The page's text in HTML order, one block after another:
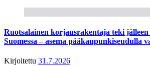
Ruotsalainen korjausrakentaja teki
Suomessa – asema pääkaupunkiseudulla
Kirjoitettu 31.7.2026